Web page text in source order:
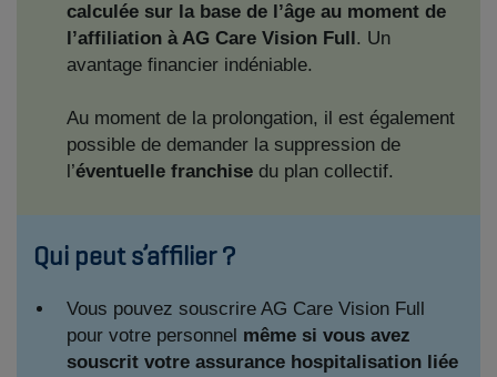
calculée sur la base de l’âge au moment de
l’affiliation à AG Care Vision Full. Un
avantage financier indéniable.
Au moment de la prolongation, il est également
possible de demander la suppression de
l’éventuelle franchise du plan collectif.
Qui peut s’affilier ?
Vous pouvez souscrire AG Care Vision Full
pour votre personnel même si vous avez
souscrit votre assurance hospitalisation liée